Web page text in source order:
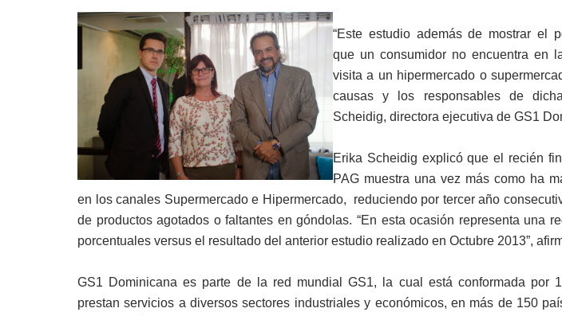
“Este estudio además de mostrar el
que un consumidor no encuentra en
visita a un hipermercado o
causas y los responsables de
Scheidig, directora ejecutiva de GS1
Erika Scheidig explicó que el recién
PAG muestra una vez más como ha
en los canales Supermercado e Hipermercado, reduciendo por tercer año
de productos agotados o faltantes en góndolas. “En esta ocasión representa una
porcentuales versus el resultado del anterior estudio realizado en Octubre 2013”,
GS1 Dominicana es parte de la red mundial GS1, la cual está conformada por
prestan servicios a diversos sectores industriales y económicos, en más de 150